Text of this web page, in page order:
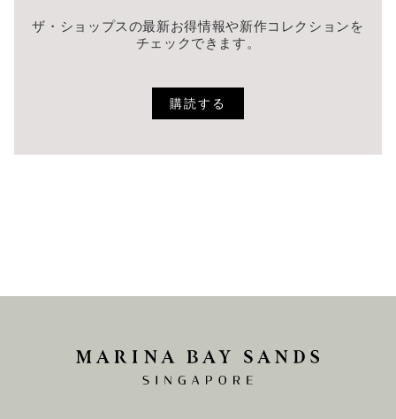
ザ・ショップスの最新お得情報や新作コレクションを
チェックできます。
購読する